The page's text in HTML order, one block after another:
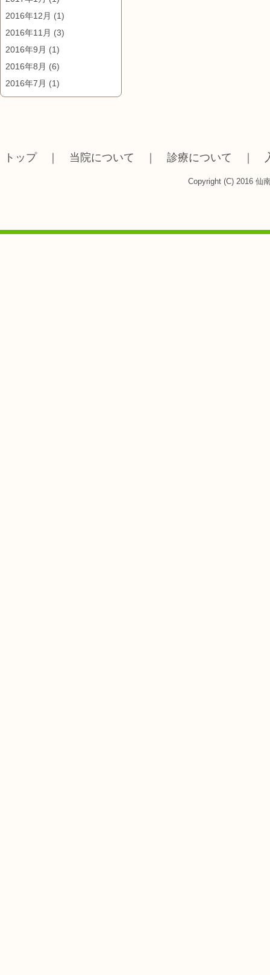
2016年12月 (1)
2016年11月 (3)
2016年9月 (1)
2016年8月 (6)
2016年7月 (1)
トップ｜ 当院について 診療について
Copyright (C) 2016 仙